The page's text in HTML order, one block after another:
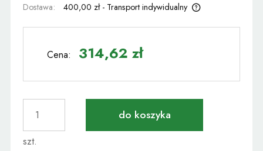
Dostawa:
400,00 zł - Transport indywidualny
Cena: 314,62 zł
szt.
do koszyka